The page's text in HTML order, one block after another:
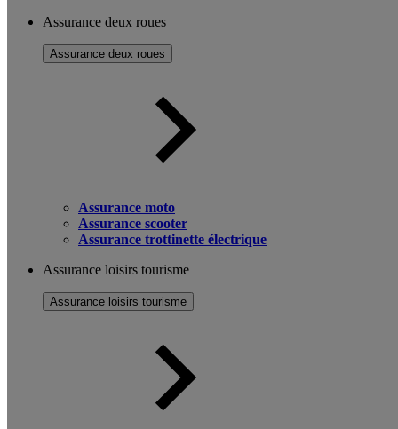
Assurance deux roues
Assurance deux roues
Assurance moto
Assurance scooter
Assurance trottinette électrique
Assurance loisirs tourisme
Assurance loisirs tourisme